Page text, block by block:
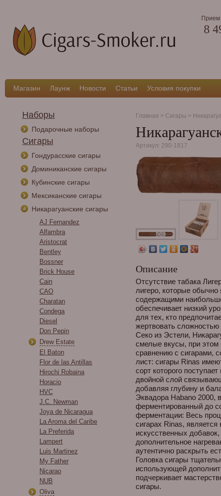
Прием
8
Магазин Лаунж Новости Статьи Условия покупки
Наборы
Подарочные наборы
Сигары
Гондурасские сигары
Доминиканские сигары
Кубинские сигары
Мексиканские сигары
Никарагуанские сигары
AJ Fernandez
Alfambra
Aristocrat
Bentley
Bossner
Brick House
Cain
CAO
Charatan
Condega
Diesel
Don Pepin
Drew Estate
El Baton
Flor de las Antillas
Hirochi Robaina
Horacio
HVC
J.C. Newman
Joya de Nicaragua
La Aroma del Caribe
La Preferida
Lampert
Luis Martinez
My Father
Nicarao
NUB
Oliva
Главная > Сигары >
Артикул: 290-1817
Описание
Отсутствие табака
лигеро, которые
содержащими
обеспечивает низкий
для тех, кто
жертвовать сложностью
Секо из Эстели,
смелые вкусы, при этом
сравнению с сигарами,
лист: сигары Rinas
сорт которого
двойной слой
добавляя глубину и
Эквадора Habano
ферментированный до
ферментации: Весь
сигарах Rinas,
искусственных
дополнительное
аутентично раскрыть
Головка сигары
использующей
подчеркивает
сигары.